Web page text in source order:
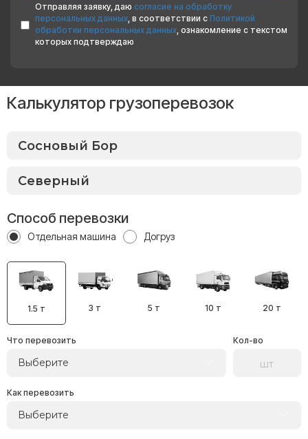
Отправляя заявку, даю согласие на обработку
персональных данных, в соответствии с Политикой
обработки персональных данных, ознакомление с текстом
которых подтверждаю
Калькулятор грузоперевозок
Способ перевозки
Отдельная машина Догруз
1.5 т 3 т 5 т 10 т 20 т
Что перевозить
Выберите
Кол-во
Как перевозить
Выберите